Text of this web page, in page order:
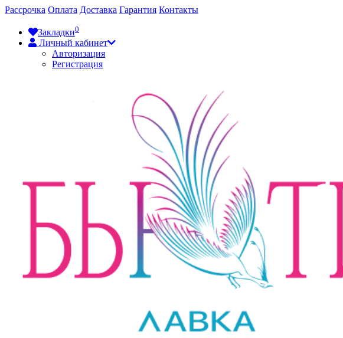
Рассрочка Оплата Доставка Гарантия Контакты
Закладки0
Личный кабинет
Авторизация
Регистрация